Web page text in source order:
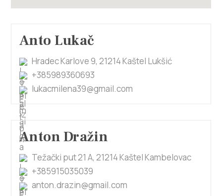
Anto Lukač
Hradec Karlove 9, 21214 Kaštel Lukšić
+385989360693
lukacmilena39@gmail.com
Anton Dražin
Težački put 21 A, 21214 Kaštel Kambelovac
+385915035039
anton.drazin@gmail.com